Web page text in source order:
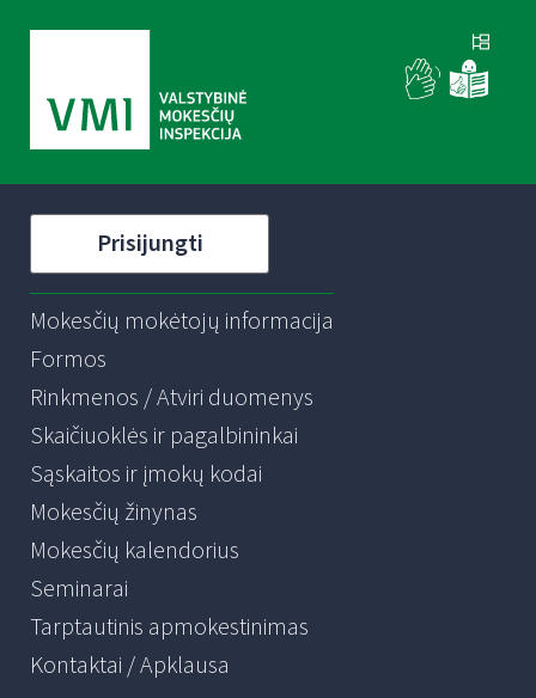
Prisijungti
Mokesčių mokėtojų informacija
Formos
Rinkmenos / Atviri duomenys
Skaičiuoklės ir pagalbininkai
Sąskaitos ir įmokų kodai
Mokesčių žinynas
Mokesčių kalendorius
Seminarai
Tarptautinis apmokestinimas
Kontaktai / Apklausa